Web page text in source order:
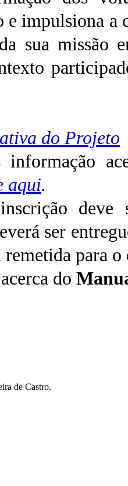
impulsiona a
sua missão
do Projeto
informação
aqui.
ser
remetida para
do
de Castro.